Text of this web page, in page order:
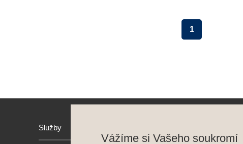
1
Služby
Vážíme si Vašeho soukromí